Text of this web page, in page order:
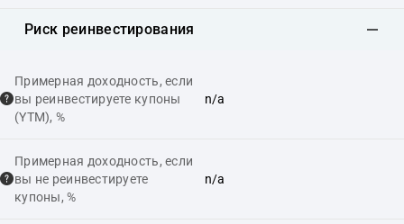
Риск реинвестирования
Примерная доходность, если
вы реинвестируете купоны
(YTM), %
n/a
Примерная доходность, если
вы не реинвестируете
купоны, %
n/a